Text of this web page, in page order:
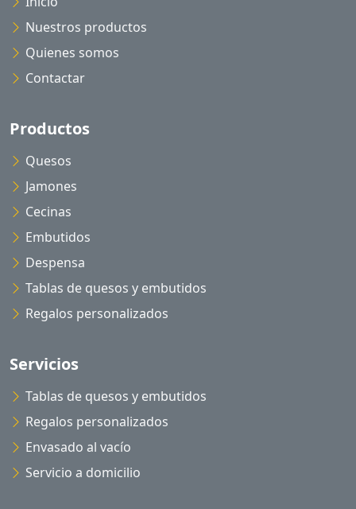
Nuestros productos
Quienes somos
Contactar
Productos
Quesos
Jamones
Cecinas
Embutidos
Despensa
Tablas de quesos y embutidos
Regalos personalizados
Servicios
Tablas de quesos y embutidos
Regalos personalizados
Envasado al vacío
Servicio a domicilio